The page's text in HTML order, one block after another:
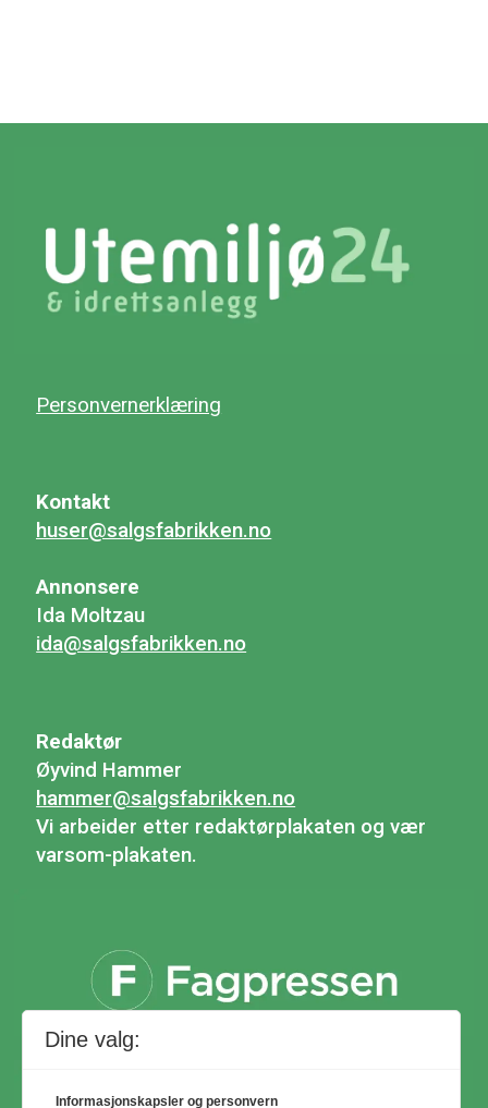
Personvernerklæring
Kontakt
huser@salgsfabrikken.no
Annonsere
Ida Moltzau
ida@salgsfabrikken.no
Redaktør
Øyvind Hammer
hammer@salgsfabrikken.no
Vi arbeider etter redaktørplakaten og vær
varsom-plakaten.
Dine valg:
Informasjonskapsler og personvern